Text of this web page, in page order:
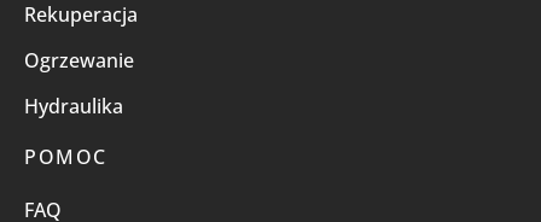
Rekuperacja
Ogrzewanie
Hydraulika
POMOC
FAQ